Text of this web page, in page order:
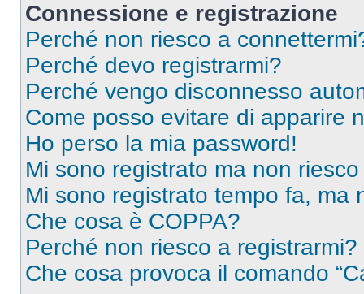
Connessione e registrazione
Perché non riesco a
Perché devo registrarmi?
Perché vengo disconnesso
Come posso evitare di apparire
Ho perso la mia password!
Mi sono registrato ma non
Mi sono registrato tempo fa, ma
Che cosa è COPPA?
Perché non riesco a registrarmi?
Che cosa provoca il comando